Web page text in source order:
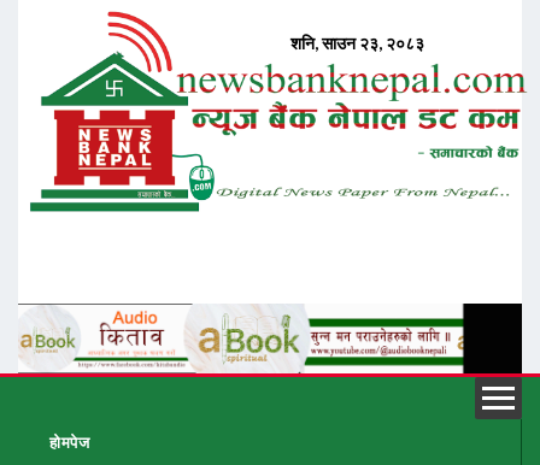
होमपेज